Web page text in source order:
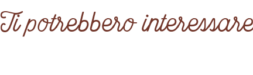
Ti potrebbero